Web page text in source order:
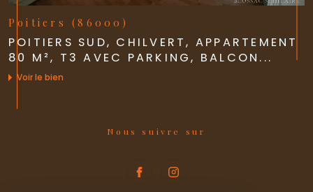
Poitiers (86000)
POITIERS SUD, CHILVERT, APPARTEMENT
80 M², T3 AVEC PARKING, BALCON...
Voir le bien
Nous suivre sur